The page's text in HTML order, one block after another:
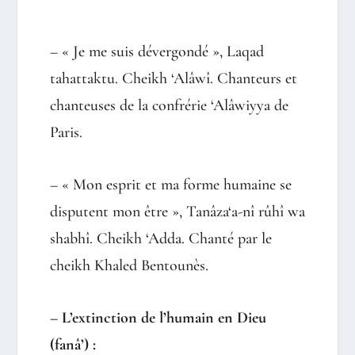
– « Je me suis dévergondé », Laqad
tahattaktu. Cheikh ‘Alâwî. Chanteurs et
chanteuses de la confrérie ‘Alâwiyya de
Paris.
– « Mon esprit et ma forme humaine se
disputent mon être », Tanâza‘a-nî rûhî wa
shabhî. Cheikh ‘Adda. Chanté par le
cheikh Khaled Bentounès.
– L’extinction de l’humain en Dieu
(fanâ’) :